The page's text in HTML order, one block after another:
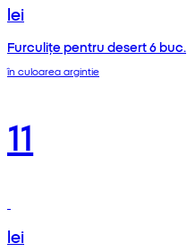
lei
Furculițe pentru desert 6 buc.
în culoarea argintie
11
lei